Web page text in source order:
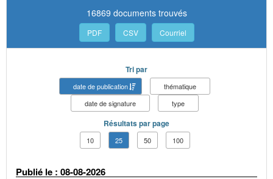
16869 documents trouvés
PDF CSV Courriel
Tri par
date de publication
thématique
date de signature
type
Résultats par page
10 25 50 100
Publié le : 08-08-2026